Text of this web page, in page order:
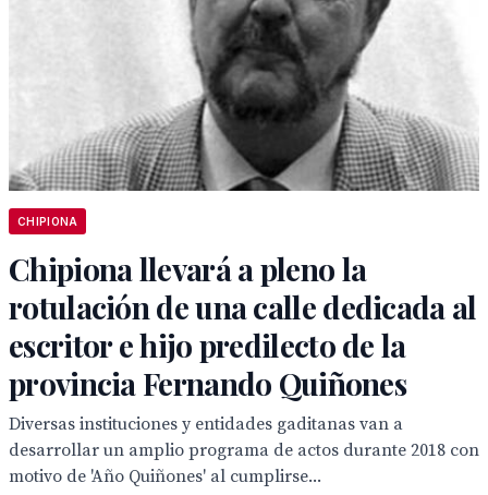
CHIPIONA
Chipiona llevará a pleno la
rotulación de una calle dedicada al
escritor e hijo predilecto de la
provincia Fernando Quiñones
Diversas instituciones y entidades gaditanas van a
desarrollar un amplio programa de actos durante 2018 con
motivo de 'Año Quiñones' al cumplirse...